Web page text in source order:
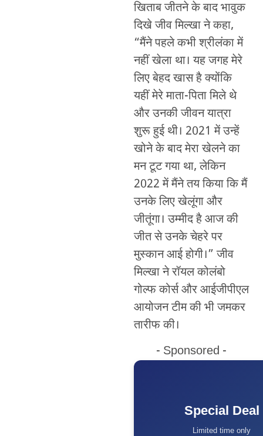
खिताब जीतने के बाद भावुक
दिखे जीव मिल्खा ने कहा,
“मैंने पहले कभी श्रीलंका में
नहीं खेला था। यह जगह मेरे
लिए बेहद खास है क्योंकि
यहीं मेरे माता-पिता मिले थे
और उनकी जीवन यात्रा
शुरू हुई थी। 2021 में उन्हें
खोने के बाद मेरा खेलने का
मन टूट गया था, लेकिन
2022 में मैंने तय किया कि मैं
उनके लिए खेलूंगा और
जीतूंगा। उम्मीद है आज की
जीत से उनके चेहरे पर
मुस्कान आई होगी।” जीव
मिल्खा ने रॉयल कोलंबो
गोल्फ कोर्स और आईजीपीएल
आयोजन टीम की भी जमकर
तारीफ की।
- Sponsored -
Special Deal
Limited time only